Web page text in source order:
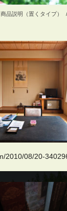
商品説明（置くタイプ）
2010/08/20-